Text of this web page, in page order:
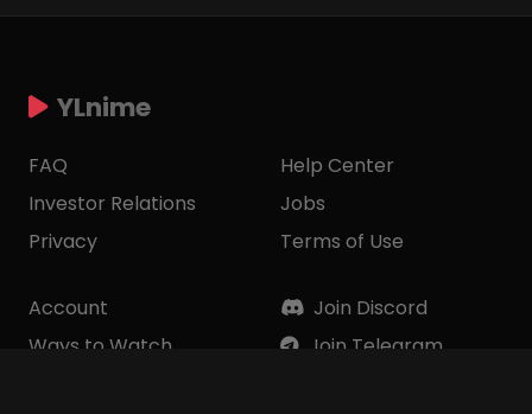
YLnime
FAQ
Investor Relations
Privacy
Help Center
Jobs
Terms of Use
Account
Ways to Watch
Join Discord
Join Telegram